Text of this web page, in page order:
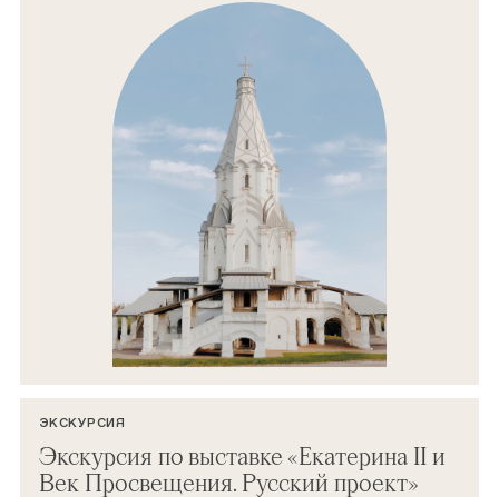
ЭКСКУРСИЯ
Экскурсия по выставке «Екатерина II и
Век Просвещения. Русский проект»